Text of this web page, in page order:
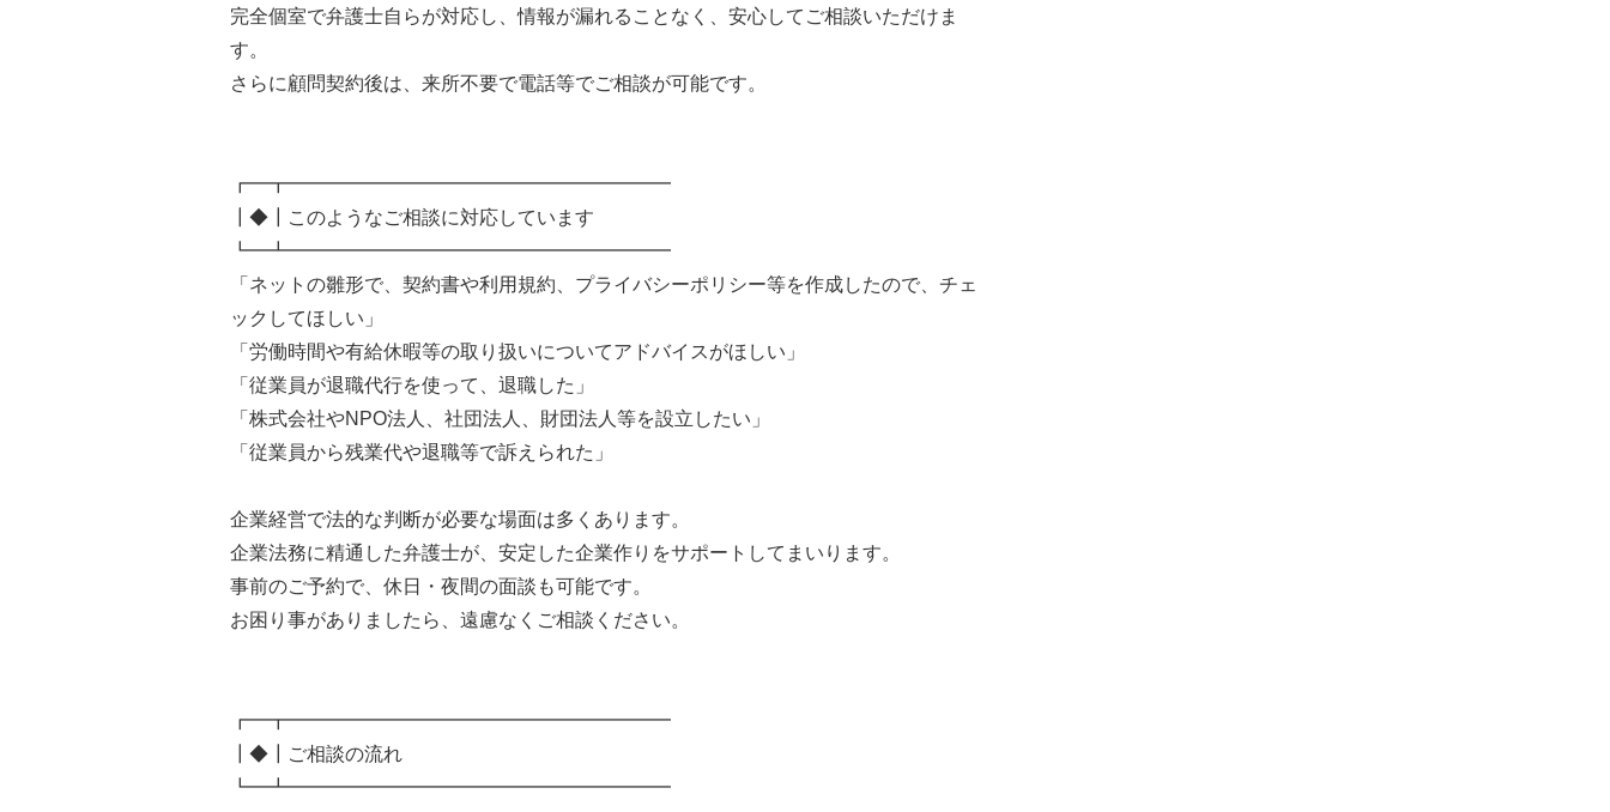
完全個室で弁護士自らが対応し、情報が漏れることなく、安心してご相談いただけま
す。
さらに顧問契約後は、来所不要で電話等でご相談が可能です。
┏━┳━━━━━━━━━━━━━━━━━━━━
┃◆┃このようなご相談に対応しています
┗━┻━━━━━━━━━━━━━━━━━━━━
「ネットの雛形で、契約書や利用規約、プライバシーポリシー等を作成したので、チェ
ックしてほしい」
「労働時間や有給休暇等の取り扱いについてアドバイスがほしい」
「従業員が退職代行を使って、退職した」
「株式会社やNPO法人、社団法人、財団法人等を設立したい」
「従業員から残業代や退職等で訴えられた」
企業経営で法的な判断が必要な場面は多くあります。
企業法務に精通した弁護士が、安定した企業作りをサポートしてまいります。
事前のご予約で、休日・夜間の面談も可能です。
お困り事がありましたら、遠慮なくご相談ください。
┏━┳━━━━━━━━━━━━━━━━━━━━
┃◆┃ご相談の流れ
┗━┻━━━━━━━━━━━━━━━━━━━━